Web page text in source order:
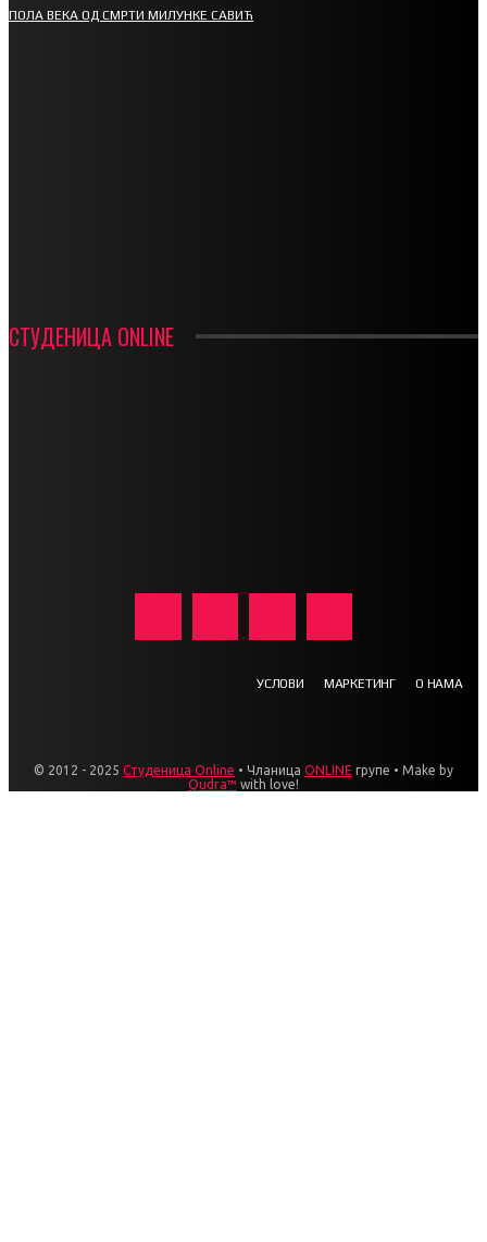
ПОЛА ВЕКА ОД СМРТИ МИЛУНКЕ САВИЋ
СТУДЕНИЦА ONLINE
УСЛОВИ МАРКЕТИНГ О НАМА
© 2012 - 2025 Студеница Online • Чланица ONLINE групе • Make by
Qudra™ with love!